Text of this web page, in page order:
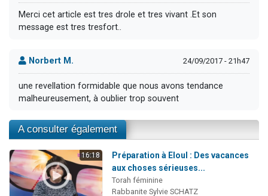
Merci cet article est tres drole et tres vivant .Et son
message est tres tresfort..
Norbert M. 24/09/2017 - 21h47
une revellation formidable que nous avons tendance
malheureusement, à oublier trop souvent
A consulter également
16:18
Préparation à Eloul : Des vacances
aux choses sérieuses...
Torah féminine
Rabbanite Sylvie SCHATZ